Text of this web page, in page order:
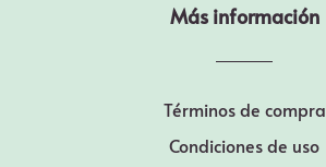
Más información
Términos de compra
Condiciones de uso